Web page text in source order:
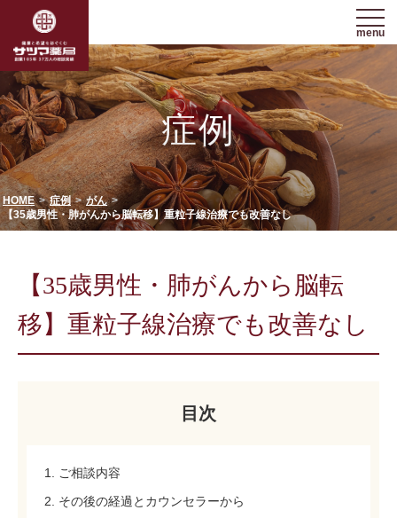
menu
症例
HOME 症例
がん
【35歳男性・肺がんから脳転移】重粒子線治療でも改善なし
【35歳男性・肺がんから脳転
移】重粒子線治療でも改善なし
目次
1. ご相談内容
2. その後の経過とカウンセラーから